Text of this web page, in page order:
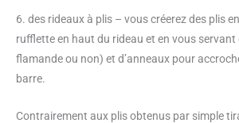
6. des rideaux à plis – vous créerez des plis
rufflette en haut du rideau et en vous servant
flamande ou non) et d’anneaux pour
barre.
Contrairement aux plis obtenus par simple